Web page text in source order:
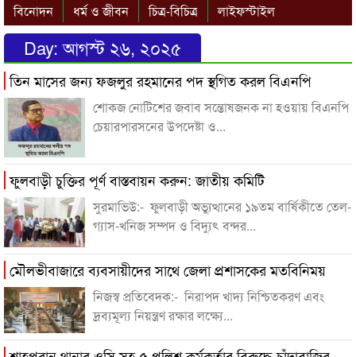
বিনোদন
ধর্ম ও জীবন চিত্র-বিচিত্র লাইফস্টাইল
Day:আগস্ট ২৬, ২০২৫
তিন মাসের জন্য ফজলুর রহমানের পদ স্থগিত করল বিএনপি
শোকজ নোটিশের জবাব সন্তোষজনক না হওয়ায় বিএনপি
চেয়ারপারসনের উপদেষ্টা ও...
ফুলবাড়ী চুক্তির পূর্ণ বাস্তবায়ন করুন: জাতীয় কমিটি
সুরমাভিউ:- ফুলবাড়ী অভ্যুত্থানের ১৯তম বার্ষিকীতে তেল-
গ্যাস-খনিজ সম্পদ ও বিদ্যুৎ বন্দর...
মৌলভীবাজারে ব্যবসায়ীদের সাথে জেলা প্রশাসকের মতবিনিময়
নিজস্ব প্রতিবেদক:- নিরাপদ খাদ্য নিশ্চিতকরণ এবং
দ্রব্যমূল্য নিয়ন্ত্রণ রক্ষার লক্ষ্যে...